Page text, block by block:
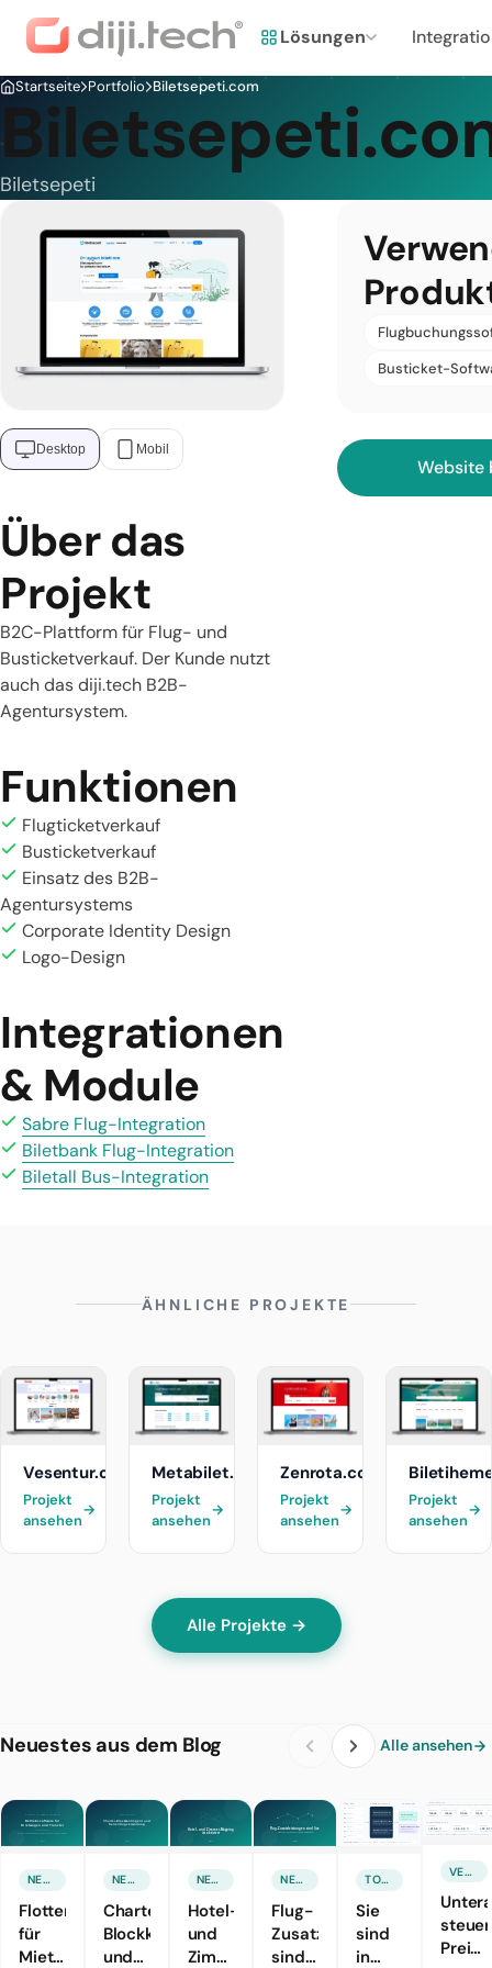
Lösungen
Startseite Portfolio Biletsepeti.com
Biletsepeti
Desktop Mobil
Über das
Projekt
B2C-Plattform für Flug- und
Busticketverkauf. Der Kunde nutzt
auch das diji.tech B2B-
Agentursystem.
Funktionen
Flugticketverkauf
Busticketverkauf
Einsatz des B2B-
Agentursystems
Corporate Identity Design
Logo-Design
Integrationen
& Module
Sabre Flug-Integration
Biletbank Flug-Integration
Biletall Bus-Integration
Busticket-
Website
ÄHNLICHE PROJEKTE
Vesentur.com
Projekt
ansehen
→
Metabilet.com
Projekt
ansehen
→
Zenrota.com
Projekt
ansehen
→
Projekt
ansehen
→
Alle Projekte →
Neuestes aus dem Blog Alle ansehen
NEUE FUNKTION
Flottensoftware
für
Mietwagen-
NEUE FUNKTION
Charter-
Blockkontingente
und
NEUE FUNKTION
Hotel-
und
Zimmer-
NEUE FUNKTION
Flug-
Zusatzleistungen
sind
TOURISMUSTECHNOLOGIEN
Sie
sind
in
VERTRIEB & MARKETING